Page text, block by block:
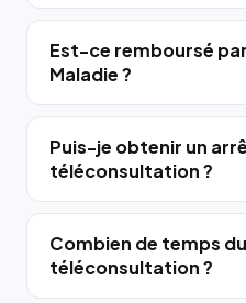
Est-ce remboursé
Maladie ?
Puis-je obtenir un
téléconsultation ?
Combien de temps
téléconsultation ?